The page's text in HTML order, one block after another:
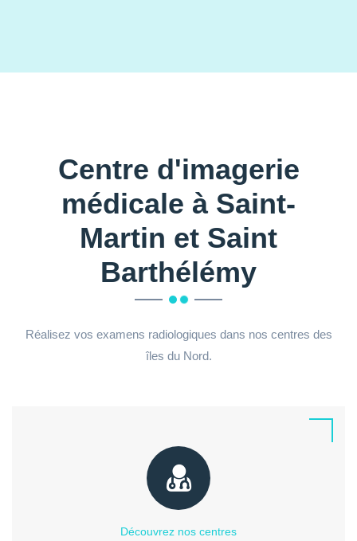
Centre d'imagerie
médicale à Saint-
Martin et Saint
Barthélémy
Réalisez vos examens radiologiques dans nos centres des
îles du Nord.
Découvrez nos centres